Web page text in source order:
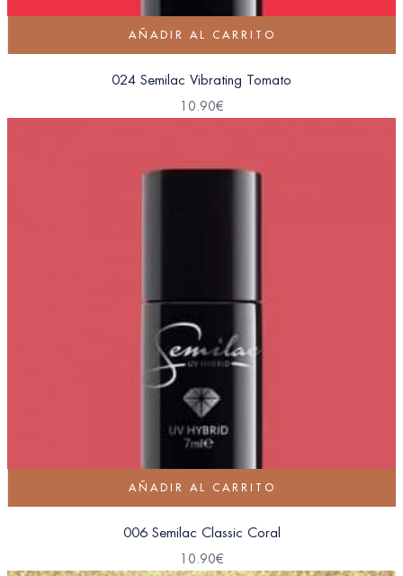
AÑADIR AL CARRITO
024 Semilac Vibrating Tomato
10.90€
AÑADIR AL CARRITO
006 Semilac Classic Coral
10.90€